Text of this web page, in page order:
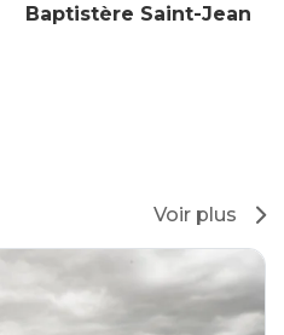
Baptistère Saint-Jean
Voir plus